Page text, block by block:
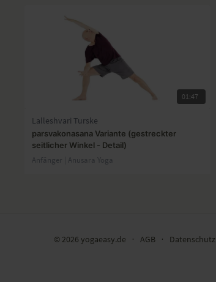
01:47
Lalleshvari Turske
parsvakonasana Variante (gestreckter
seitlicher Winkel - Detail)
Anfänger | Anusara Yoga
© 2026 yogaeasy.de ∙ AGB ∙ Datenschutz